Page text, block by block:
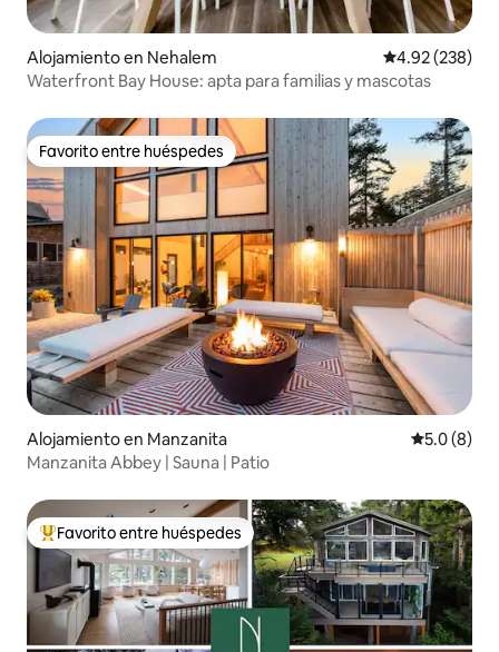
Alojamiento en Nehalem Calificación
4.92 (238)
Waterfront Bay House: apta para familias y mascotas
Favorito entre huéspedes
Favorito entre huéspedes
Alojamiento en Manzanita
5.0 (8)
Manzanita Abbey | Sauna | Patio
Favorito entre huéspedes preferido
Favorito entre huéspedes